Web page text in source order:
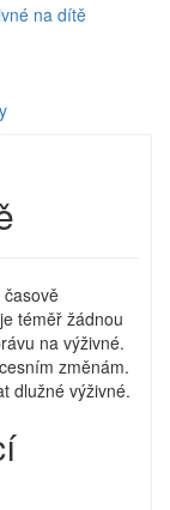
na dítě
téměř žádnou
na výživné.
změnám.
dlužné výživné.